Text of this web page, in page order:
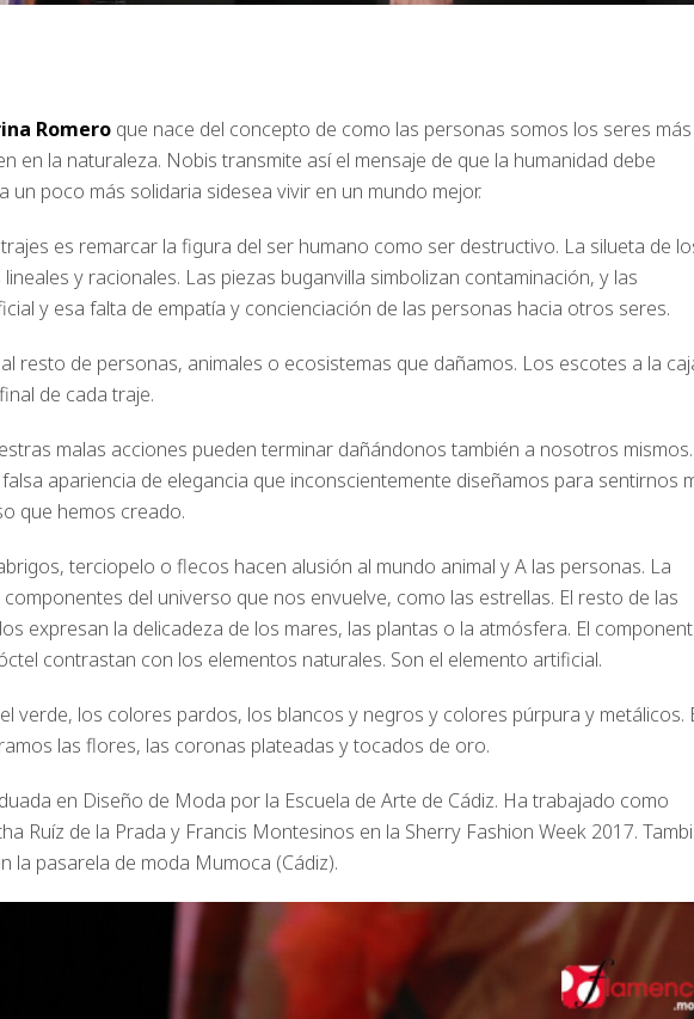
Romero que nace del concepto de como las personas somos los seres más
en la naturaleza. Nobis transmite así el mensaje de que la humanidad debe
un poco más solidaria sidesea vivir en un mundo mejor.
es remarcar la figura del ser humano como ser destructivo. La silueta de
y racionales. Las piezas buganvilla simbolizan contaminación, y las
y esa falta de empatía y concienciación de las personas hacia otros seres.
resto de personas, animales o ecosistemas que dañamos. Los escotes a la
de cada traje.
malas acciones pueden terminar dañándonos también a nosotros mismos.
apariencia de elegancia que inconscientemente diseñamos para sentirnos
que hemos creado.
terciopelo o flecos hacen alusión al mundo animal y A las personas. La
del universo que nos envuelve, como las estrellas. El resto de las
expresan la delicadeza de los mares, las plantas o la atmósfera. El
contrastan con los elementos naturales. Son el elemento artificial.
verde, los colores pardos, los blancos y negros y colores púrpura y metálicos.
las flores, las coronas plateadas y tocados de oro.
en Diseño de Moda por la Escuela de Arte de Cádiz. Ha trabajado como
Ruíz de la Prada y Francis Montesinos en la Sherry Fashion Week 2017.
la pasarela de moda Mumoca (Cádiz).